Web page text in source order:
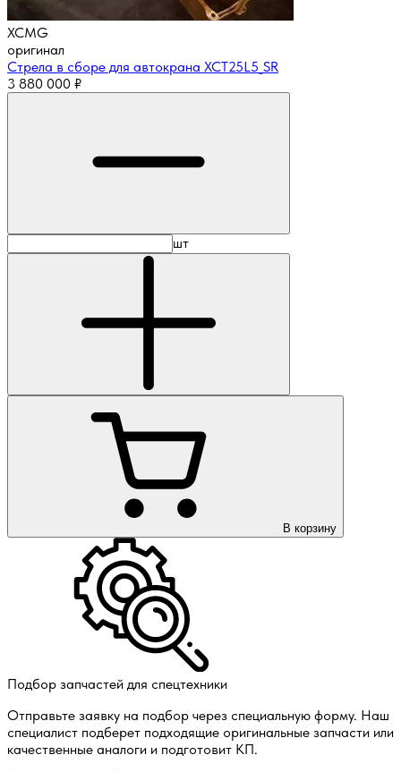
XCMG
оригинал
Стрела в сборе для автокрана XCT25L5_SR
3 880 000 ₽
шт
В корзину
Подбор запчастей для спецтехники
Отправьте заявку на подбор через специальную форму. Наш
специалист подберет подходящие оригинальные запчасти или
качественные аналоги и подготовит КП.